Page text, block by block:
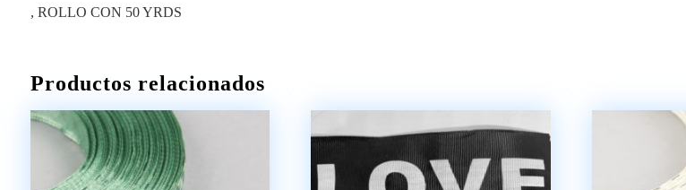
, ROLLO CON 50 YRDS
Productos relacionados